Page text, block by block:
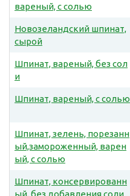
вареный, с солью
Новозеландский шпинат,
сырой
Шпинат, вареный, без сол
и
Шпинат, вареный, с солью
Шпинат, зелень, порезанн
ый,замороженный, варен
ый, с солью
Шпинат, консервированн
ый, без добавления соли